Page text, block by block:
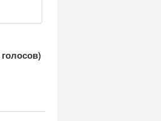
голосов)